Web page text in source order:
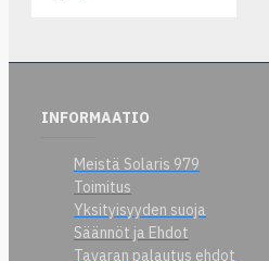
INFORMAATIO
Meistä Solaris 979
Toimitus
Yksityisyyden suoja
Säännöt ja Ehdot
Tavaran palautus ehdot